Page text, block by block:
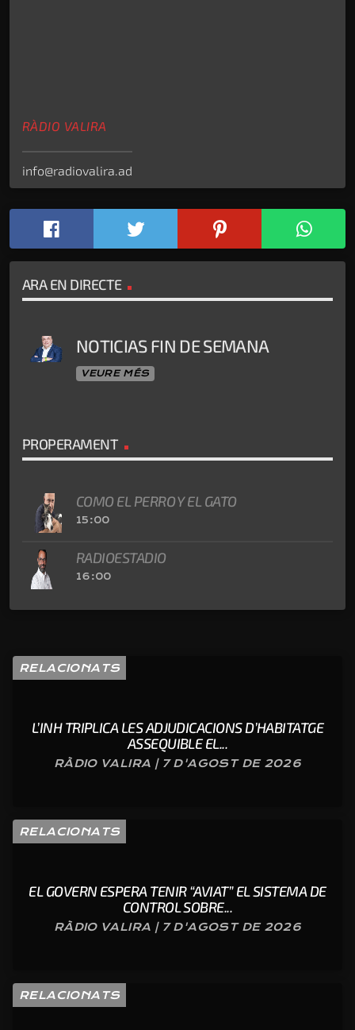
RÀDIO VALIRA
info@radiovalira.ad
ARA EN DIRECTE
NOTICIAS FIN DE SEMANA
VEURE MÉS
PROPERAMENT
COMO EL PERRO Y EL GATO
15:00
RADIOESTADIO
16:00
RELACIONATS
L’INH TRIPLICA LES ADJUDICACIONS D’HABITATGE
ASSEQUIBLE EL...
RÀDIO VALIRA | 7 D'AGOST DE 2026
RELACIONATS
EL GOVERN ESPERA TENIR “AVIAT” EL SISTEMA DE
CONTROL SOBRE...
RÀDIO VALIRA | 7 D'AGOST DE 2026
RELACIONATS